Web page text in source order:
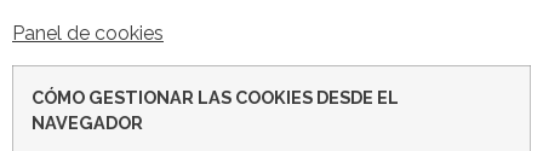
Panel de cookies
CÓMO GESTIONAR LAS COOKIES DESDE EL
NAVEGADOR